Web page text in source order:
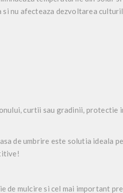
nu afecteaza dezvoltarea
curtii sau gradinii, protectie
de umbrire este solutia ideala
mulcire si cel mai important